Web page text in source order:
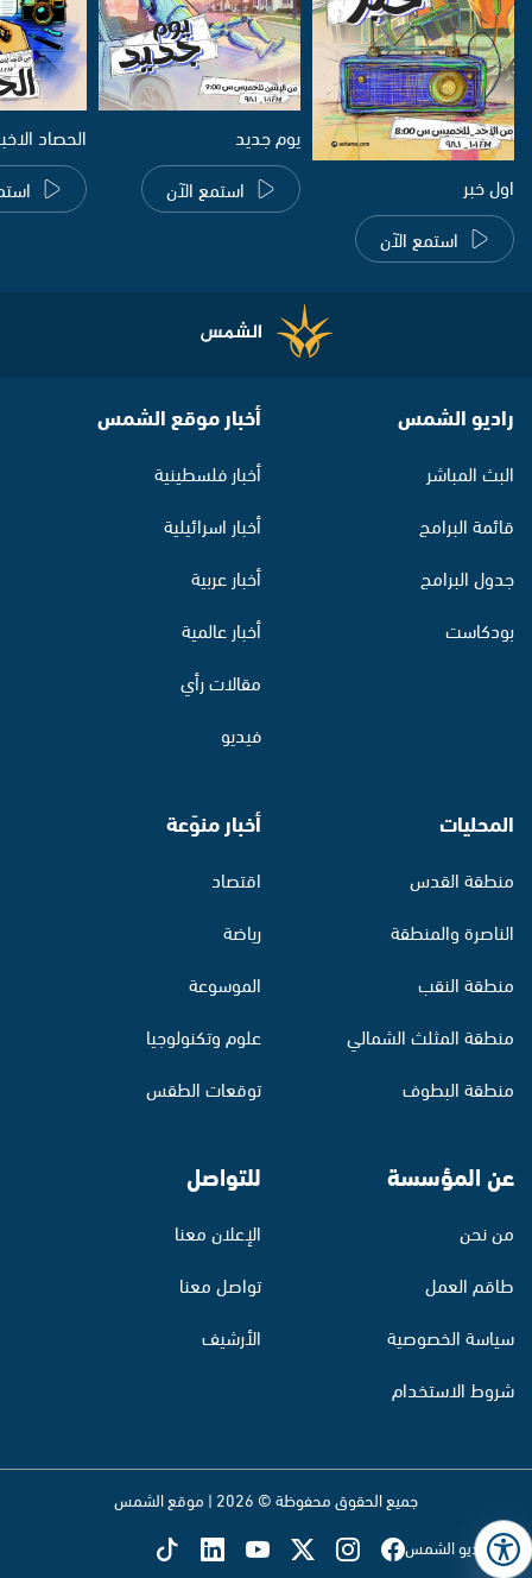
اول خبر
استمع الآن
يوم جديد
استمع الآن
الحصاد
راديو الشمس
البث المباشر
قائمة البرامج
جدول البرامج
بودكاست
أخبار موقع الشمس
أخبار فلسطينية
أخبار اسرائيلية
أخبار عربية
أخبار عالمية
مقالات رأي
فيديو
المحليات
منطقة القدس
الناصرة والمنطقة
منطقة النقب
منطقة المثلث الشمالي
منطقة البطوف
أخبار منوّعة
اقتصاد
رياضة
الموسوعة
علوم وتكنولوجيا
توقعات الطقس
عن المؤسسة
من نحن
طاقم العمل
سياسة الخصوصية
شروط الاستخدام
للتواصل
الإعلان معنا
تواصل معنا
الأرشيف
جميع الحقوق محفوظة © 2026 | موقع الشمس
تابع راديو الشمس